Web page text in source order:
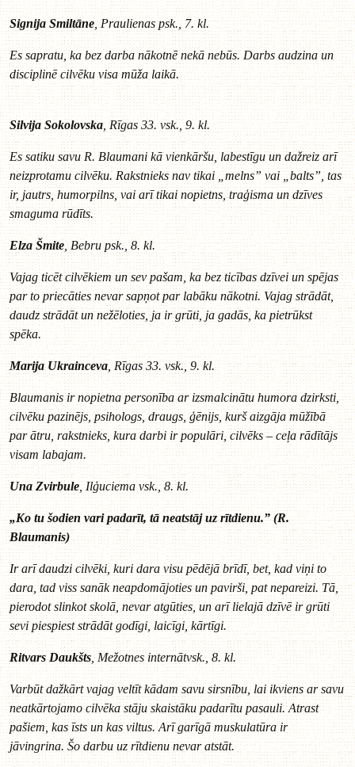
Signija Smiltāne , Praulienas psk., 7. kl.
Es sapratu, ka bez darba nākotnē nekā nebūs. Darbs audzina un
disciplinē cilvēku visa mūža laikā.
Silvija Sokolovska , Rīgas 33. vsk., 9. kl.
Es satiku savu R. Blaumani kā vienkāršu, labestīgu un dažreiz arī
neizprotamu cilvēku. Rakstnieks nav tikai „melns” vai „balts”, tas
ir, jautrs, humorpilns, vai arī tikai nopietns, traģisma un dzīves
smaguma rūdīts.
Elza Šmite , Bebru psk., 8. kl.
Vajag ticēt cilvēkiem un sev pašam, ka bez ticības dzīvei un spējas
par to priecāties nevar sapņot par labāku nākotni. Vajag strādāt,
daudz strādāt un nežēloties, ja ir grūti, ja gadās, ka pietrūkst
spēka.
Marija Ukrainceva, Rīgas 33. vsk., 9. kl.
Blaumanis ir nopietna personība ar izsmalcinātu humora dzirksti,
cilvēku pazinējs, psihologs, draugs, ģēnijs, kurš aizgāja mūžībā
par ātru, rakstnieks, kura darbi ir populāri, cilvēks – ceļa rādītājs
visam labajam.
Una Zvirbule, Ilģuciema vsk., 8. kl.
„Ko tu šodien vari padarīt, tā neatstāj uz rītdienu.” (R.
Blaumanis)
Ir arī daudzi cilvēki, kuri dara visu pēdējā brīdī, bet, kad viņi to
dara, tad viss sanāk neapdomājoties un pavirši, pat nepareizi. Tā,
pierodot slinkot skolā, nevar atgūties, un arī lielajā dzīvē ir grūti
sevi piespiest strādāt godīgi, laicīgi, kārtīgi.
Ritvars Daukšts , Mežotnes internātvsk., 8. kl.
Varbūt dažkārt vajag veltīt kādam savu sirsnību, lai ikviens ar savu
neatkārtojamo cilvēka stāju skaistāku padarītu pasauli. Atrast
pašiem, kas īsts un kas viltus. Arī garīgā muskulatūra ir
jāvingrina. Šo darbu uz rītdienu nevar atstāt.